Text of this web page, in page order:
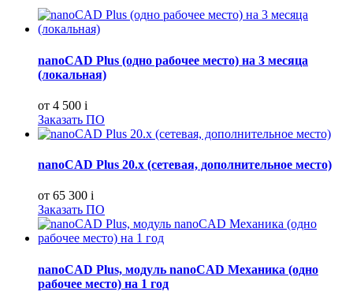
nanoCAD Plus (одно рабочее место) на 3 месяца
(локальная)
от 4 500 i
Заказать ПО
nanoCAD Plus 20.х (сетевая, дополнительное место)
от 65 300 i
Заказать ПО
nanoCAD Plus, модуль nanoCAD Механика (одно
рабочее место) на 1 год